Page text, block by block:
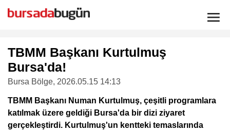
TBMM Başkanı Kurtulmuş
Bursa'da!
Bursa Bölge, 2026.05.15 14:13
TBMM Başkanı Numan Kurtulmuş, çeşitli programlara
katılmak üzere geldiği Bursa'da bir dizi ziyaret
gerçekleştirdi. Kurtulmuş'un kentteki temaslarında